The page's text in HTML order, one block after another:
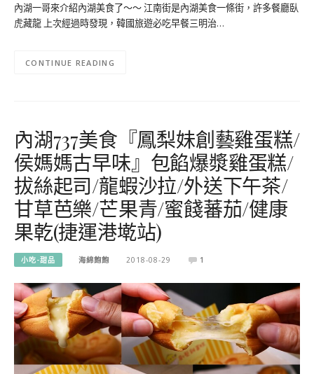
內湖一哥來介紹內湖美食了～～ 江南街是內湖美食一條街，許多餐廳臥
虎藏龍 上次經過時發現，韓國旅遊必吃早餐三明治…
CONTINUE READING
內湖737美食『鳳梨妹創藝雞蛋糕/
侯媽媽古早味』包餡爆漿雞蛋糕/
拔絲起司/龍蝦沙拉/外送下午茶/
甘草芭樂/芒果青/蜜餞蕃茄/健康
果乾(捷運港墘站)
小吃-甜品 海綿飽飽 2018-08-29 1